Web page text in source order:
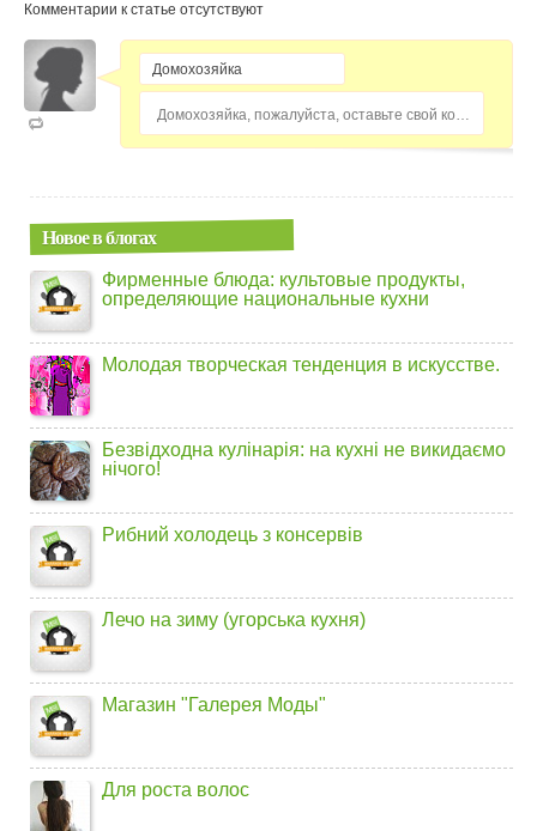
Комментарии к статье отсутствуют
Домохозяйка, пожалуйста, оставьте свой комментарий...
Новое в блогах
Фирменные блюда: культовые продукты,
определяющие национальные кухни
Молодая творческая тенденция в искусстве.
Безвідходна кулінарія: на кухні не викидаємо
нічого!
Рибний холодець з консервів
Лечо на зиму (угорська кухня)
Магазин "Галерея Моды"
Для роста волос